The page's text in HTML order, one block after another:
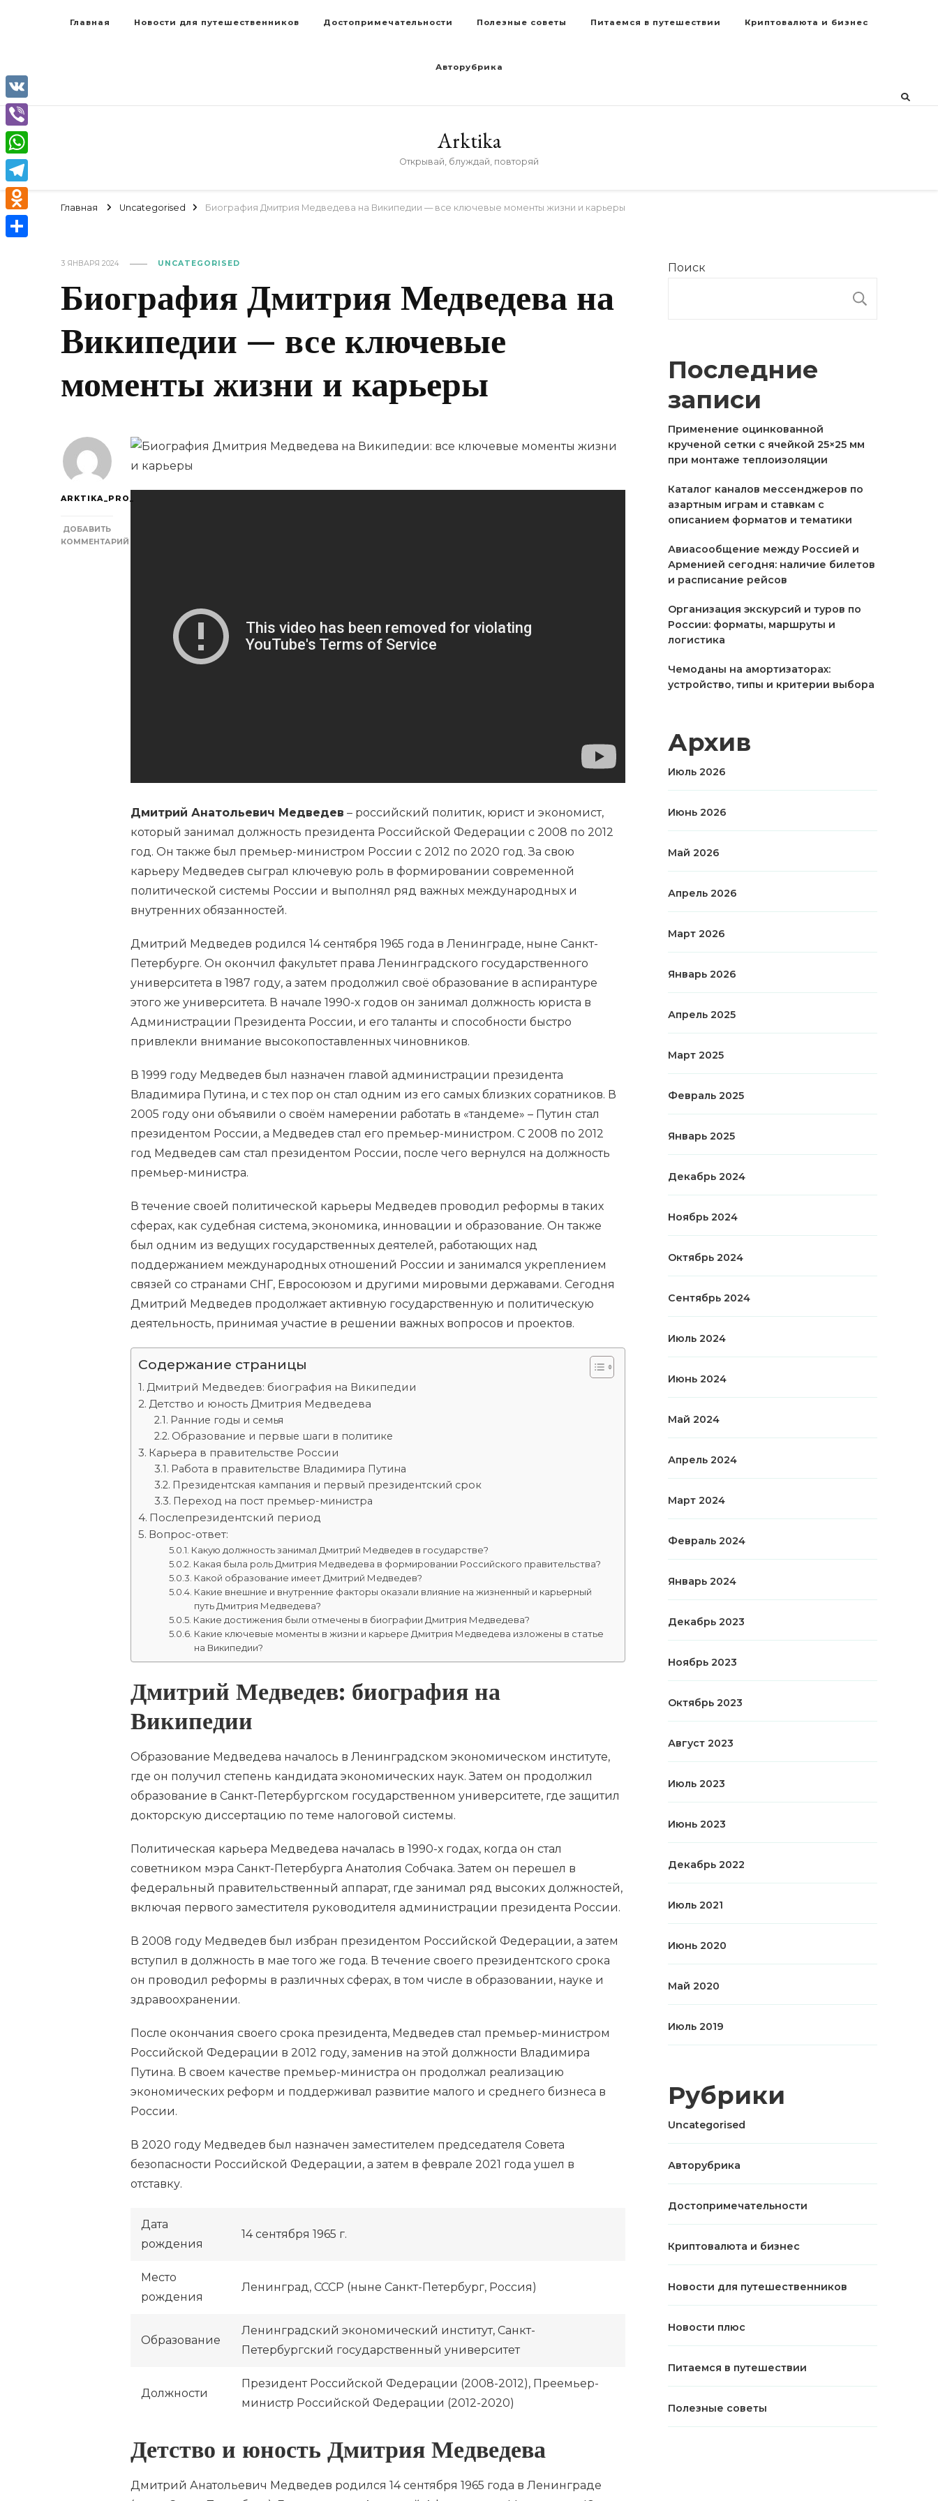
Главная Новости для путешественников Достопримечательности Полезные советы Питаемся в путешествии Криптовалюта и бизнес
Авторубрика
Arktika
Открывай, блуждай, повторяй
Главная Uncategorised Биография Дмитрия Медведева на Википедии — все ключевые моменты жизни и карьеры
3 ЯНВАРЯ 2024 UNCATEGORISED
Биография Дмитрия Медведева на
Википедии — все ключевые
моменты жизни и карьеры
ARKTIKA_PRO_
ДОБАВИТЬ
КОММЕНТАРИЙ
Дмитрий Анатольевич Медведев – российский политик, юрист и экономист,
который занимал должность президента Российской Федерации с 2008 по 2012
год. Он также был премьер-министром России с 2012 по 2020 год. За свою
карьеру Медведев сыграл ключевую роль в формировании современной
политической системы России и выполнял ряд важных международных и
внутренних обязанностей.
Дмитрий Медведев родился 14 сентября 1965 года в Ленинграде, ныне Санкт-
Петербурге. Он окончил факультет права Ленинградского государственного
университета в 1987 году, а затем продолжил своё образование в аспирантуре
этого же университета. В начале 1990-х годов он занимал должность юриста в
Администрации Президента России, и его таланты и способности быстро
привлекли внимание высокопоставленных чиновников.
В 1999 году Медведев был назначен главой администрации президента
Владимира Путина, и с тех пор он стал одним из его самых близких соратников. В
2005 году они объявили о своём намерении работать в «тандеме» – Путин стал
президентом России, а Медведев стал его премьер-министром. С 2008 по 2012
год Медведев сам стал президентом России, после чего вернулся на должность
премьер-министра.
В течение своей политической карьеры Медведев проводил реформы в таких
сферах, как судебная система, экономика, инновации и образование. Он также
был одним из ведущих государственных деятелей, работающих над
поддержанием международных отношений России и занимался укреплением
связей со странами СНГ, Евросоюзом и другими мировыми державами. Сегодня
Дмитрий Медведев продолжает активную государственную и политическую
деятельность, принимая участие в решении важных вопросов и проектов.
Содержание страницы
Дмитрий Медведев: биография на Википедии
Детство и юность Дмитрия Медведева
Ранние годы и семья
Образование и первые шаги в политике
Карьера в правительстве России
Работа в правительстве Владимира Путина
Президентская кампания и первый президентский срок
Переход на пост премьер-министра
Послепрезидентский период
Вопрос-ответ:
Какую должность занимал Дмитрий Медведев в государстве?
Какая была роль Дмитрия Медведева в формировании Российского правительства?
Какой образование имеет Дмитрий Медведев?
Какие внешние и внутренние факторы оказали влияние на жизненный и карьерный
путь Дмитрия Медведева?
Какие достижения были отмечены в биографии Дмитрия Медведева?
Какие ключевые моменты в жизни и карьере Дмитрия Медведева изложены в статье
на Википедии?
Дмитрий Медведев: биография на
Википедии
Образование Медведева началось в Ленинградском экономическом институте,
где он получил степень кандидата экономических наук. Затем он продолжил
образование в Санкт-Петербургском государственном университете, где защитил
докторскую диссертацию по теме налоговой системы.
Политическая карьера Медведева началась в 1990-х годах, когда он стал
советником мэра Санкт-Петербурга Анатолия Собчака. Затем он перешел в
федеральный правительственный аппарат, где занимал ряд высоких должностей,
включая первого заместителя руководителя администрации президента России.
В 2008 году Медведев был избран президентом Российской Федерации, а затем
вступил в должность в мае того же года. В течение своего президентского срока
он проводил реформы в различных сферах, в том числе в образовании, науке и
здравоохранении.
После окончания своего срока президента, Медведев стал премьер-министром
Российской Федерации в 2012 году, заменив на этой должности Владимира
Путина. В своем качестве премьер-министра он продолжал реализацию
экономических реформ и поддерживал развитие малого и среднего бизнеса в
России.
В 2020 году Медведев был назначен заместителем председателя Совета
безопасности Российской Федерации, а затем в феврале 2021 года ушел в
отставку.
Дата
рождения
14 сентября 1965 г.
Место
рождения
Ленинград, СССР (ныне Санкт-Петербург, Россия)
Образование
Ленинградский экономический институт, Санкт-
Петербургский государственный университет
Должности
Президент Российской Федерации (2008-2012), Преемьер-
министр Российской Федерации (2012-2020)
Детство и юность Дмитрия Медведева
Дмитрий Анатольевич Медведев родился 14 сентября 1965 года в Ленинграде
Поиск
Последние
записи
Применение оцинкованной
крученой сетки с ячейкой 25×25 мм
при монтаже теплоизоляции
Каталог каналов мессенджеров по
азартным играм и ставкам с
описанием форматов и тематики
Авиасообщение между Россией и
Арменией сегодня: наличие билетов
и расписание рейсов
Организация экскурсий и туров по
России: форматы, маршруты и
логистика
Чемоданы на амортизаторах:
устройство, типы и критерии выбора
Архив
Июль 2026
Июнь 2026
Май 2026
Апрель 2026
Март 2026
Январь 2026
Апрель 2025
Март 2025
Февраль 2025
Январь 2025
Декабрь 2024
Ноябрь 2024
Октябрь 2024
Сентябрь 2024
Июль 2024
Июнь 2024
Май 2024
Апрель 2024
Март 2024
Февраль 2024
Январь 2024
Декабрь 2023
Ноябрь 2023
Октябрь 2023
Август 2023
Июль 2023
Июнь 2023
Декабрь 2022
Июль 2021
Июнь 2020
Май 2020
Июль 2019
Рубрики
Uncategorised
Авторубрика
Достопримечательности
Криптовалюта и бизнес
Новости для путешественников
Новости плюс
Питаемся в путешествии
Полезные советы
VK
Viber
WhatsApp
Telegram
Odnoklassniki